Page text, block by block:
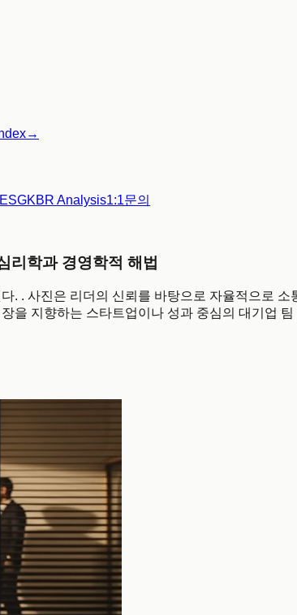
→
ESGKBR Analysis1:1문의
리학과 경영학적 해법
. . 사진은 리더의 신뢰를 바탕으로 자율적으로
을 지향하는 스타트업이나 성과 중심의 대기업